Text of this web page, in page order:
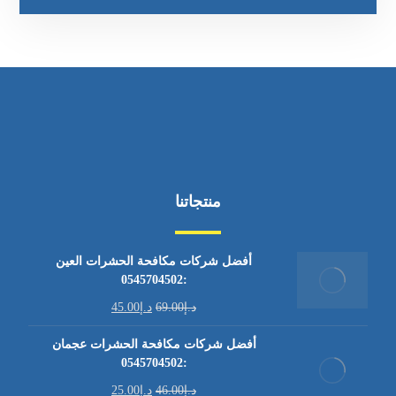
منتجاتنا
أفضل شركات مكافحة الحشرات العين
:0545704502
د.إ69.00 د.إ45.00
أفضل شركات مكافحة الحشرات عجمان
:0545704502
د.إ46.00 د.إ25.00